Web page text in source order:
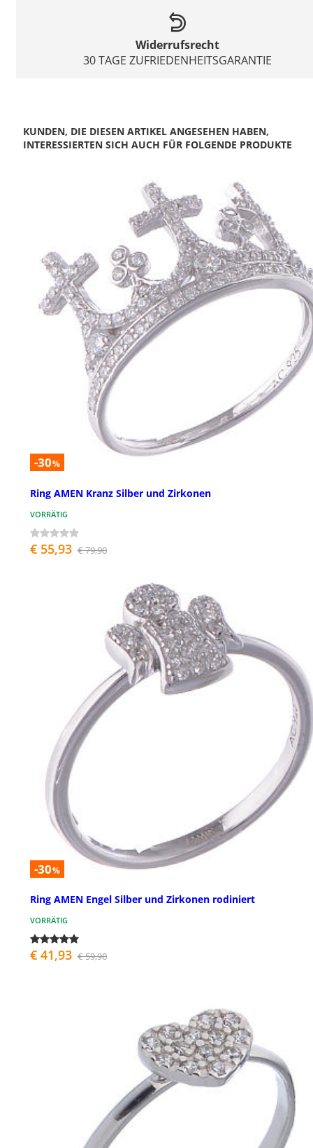
Widerrufsrecht
30 TAGE ZUFRIEDENHEITSGARANTIE
KUNDEN, DIE DIESEN ARTIKEL ANGESEHEN HABEN,
INTERESSIERTEN SICH AUCH FÜR FOLGENDE PRODUKTE
-30%
Ring AMEN Kranz Silber und Zirkonen
VORRÄTIG
€ 55,93 € 79,90
-30%
Ring AMEN Engel Silber und Zirkonen rodiniert
VORRÄTIG
€ 41,93 € 59,90